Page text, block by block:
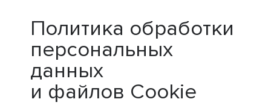
Политика обработки
персональных
данных
и файлов Cookie